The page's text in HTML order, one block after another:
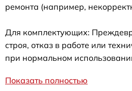
ремонта (например,
Для комплектующих:
строя, отказ в работе или
при нормальном
Показать полностью